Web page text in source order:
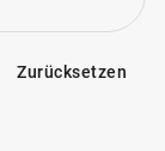
Zurücksetzen